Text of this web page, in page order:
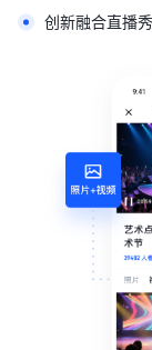
创新融合直播